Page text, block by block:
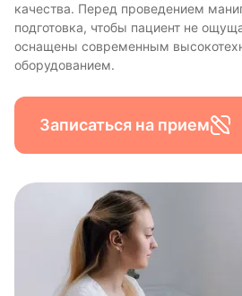
качества. Перед проведением
подготовка, чтобы пациент не
оснащены современным
оборудованием.
Записаться на прием